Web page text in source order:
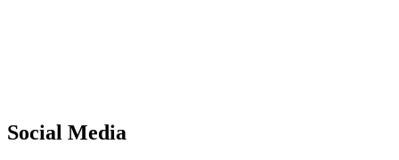
Social Media